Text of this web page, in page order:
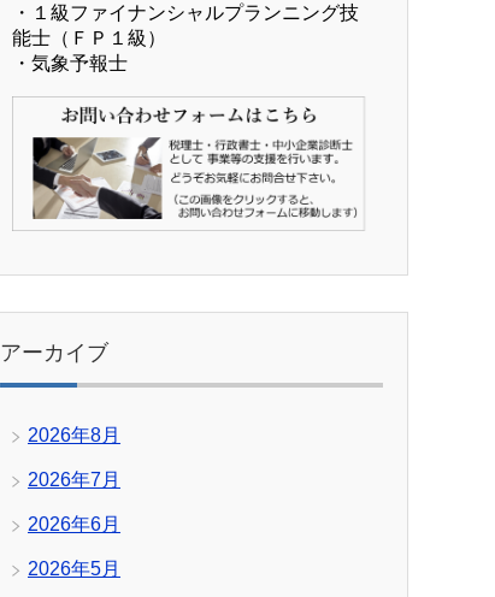
・１級ファイナンシャルプランニング技
能士（ＦＰ１級）
・気象予報士
アーカイブ
2026年8月
2026年7月
2026年6月
2026年5月